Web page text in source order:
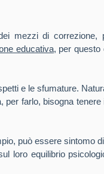
mezzi di correzione,
educativa, per questo
e le sfumature.
per farlo, bisogna
può essere sintomo di
loro equilibrio